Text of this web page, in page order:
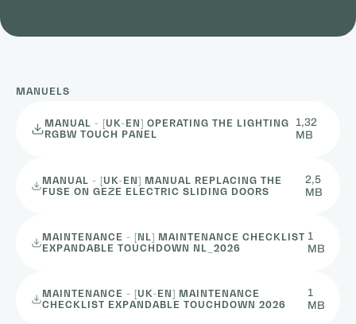
MANUELS
MANUAL - [UK-EN] OPERATING THE LIGHTING
RGBW TOUCH PANEL
1,32
MB
MANUAL - [UK-EN] MANUAL REPLACING THE
FUSE ON GEZE ELECTRIC SLIDING DOORS
2,5
MB
MAINTENANCE - [NL] MAINTENANCE CHECKLIST
EXPANDABLE TOUCHDOWN NL_2026
1
MB
MAINTENANCE - [UK-EN] MAINTENANCE
CHECKLIST EXPANDABLE TOUCHDOWN 2026
1
MB